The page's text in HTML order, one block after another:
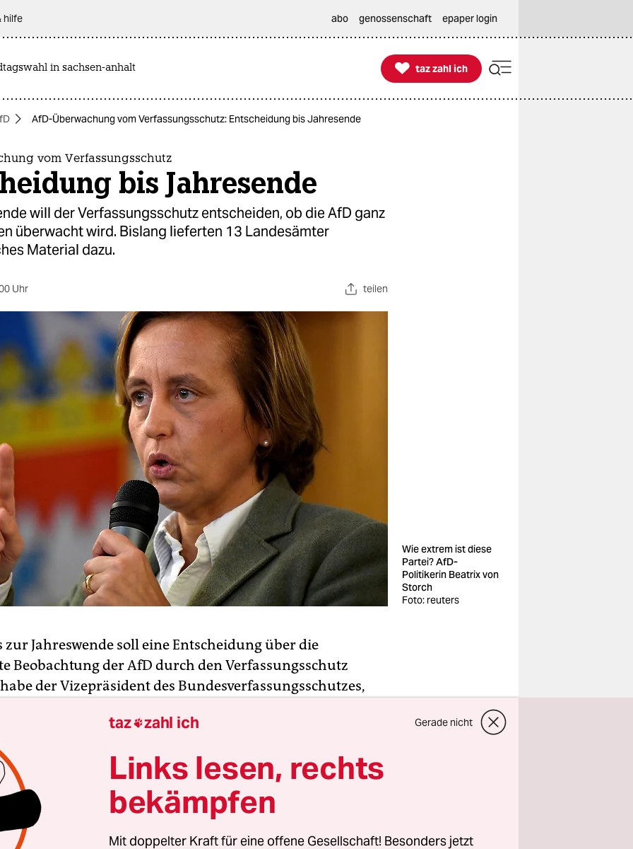
hilfe abo genossenschaft epaper login
in sachsen-anhalt 
taz zahl ich
taz zahl ich
AfD-Überwachung vom Verfassungsschutz: Entscheidung bis Jahresende
vom Verfassungsschutz
bis Jahresende
will der Verfassungsschutz entscheiden, ob die AfD ganz
überwacht wird. Bislang lieferten 13 Landesämter
Material dazu.
Uhr teilen
Wie extrem ist diese
Partei? AfD-
Politikerin Beatrix von
Storch
Foto: reuters
zur Jahreswende soll eine Entscheidung über die
Beobachtung der AfD durch den Verfassungsschutz
der Vizepräsident des Bundesverfassungsschutzes,
sagte ein Mitglied des Gremiums am Freitag der
Reuters und bestätigte damit
.
berichtete, bislang hätten 13 Landesämter für
Material an die Bundesbehörde geliefert. Die
taz zahl ich Gerade nicht
Links lesen, rechts
bekämpfen
Mit doppelter Kraft für eine offene Gesellschaft! Besonders jetzt